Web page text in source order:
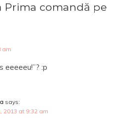
Prima comandă pe
am
eeeeeu!”? :p
says:
2013 at 9:32 am